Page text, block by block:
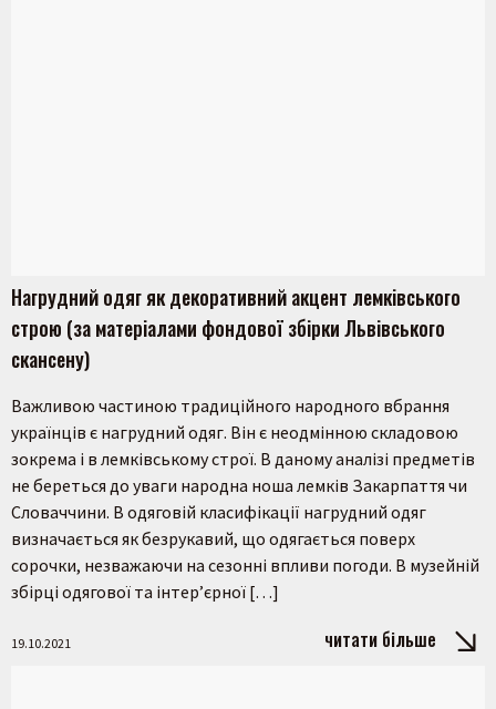
Нагрудний одяг як декоративний акцент лемківського
строю (за матеріалами фондової збірки Львівського
скансену)
Важливою частиною традиційного народного вбрання
українців є нагрудний одяг. Він є неодмінною складовою
зокрема і в лемківському строї. В даному аналізі предметів
не береться до уваги народна ноша лемків Закарпаття чи
Словаччини. В одяговій класифікації нагрудний одяг
визначається як безрукавий, що одягається поверх
сорочки, незважаючи на сезонні впливи погоди. В музейній
збірці одягової та інтер’єрної […]
19.10.2021 читати більше